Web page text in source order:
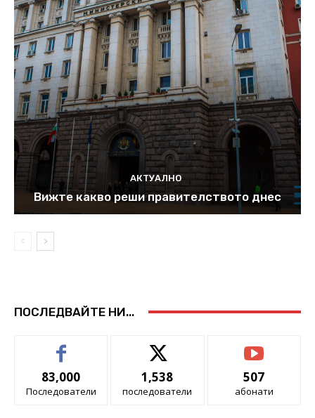
АКТУАЛНО
Вижте какво реши правителството днес
ПОСЛЕДВАЙТЕ НИ...
83,000
Последователи
1,538
последователи
507
абонати